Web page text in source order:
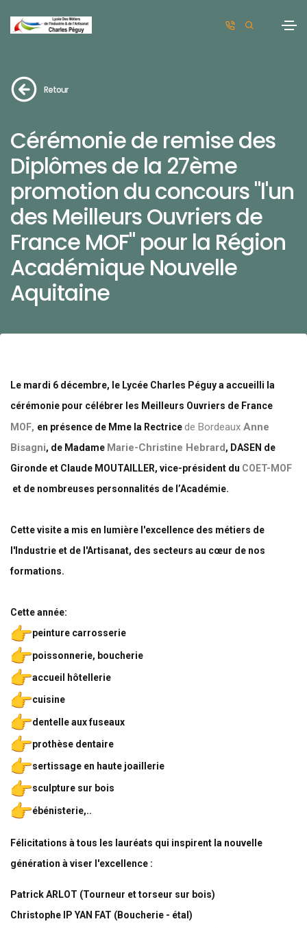
Retour
Cérémonie de remise des
Diplômes de la 27ème
promotion du concours "l'un
des Meilleurs Ouvriers de
France MOF" pour la Région
Académique Nouvelle
Aquitaine
Le mardi 6 décembre, le Lycée Charles Péguy a accueilli la
cérémonie pour célébrer les Meilleurs Ouvriers de France
hashtag
MOF, en présence de Mme la Rectricede Bordeaux Anne
Bisagni, de Madame Marie-Christine Hebrard , DASEN de
Gironde et Claude MOUTAILLER, vice-président du COET-MOF
et de nombreuses personnalités de l’Académie.
Cette visite a mis en lumière l'excellence des métiers de
l'Industrie et de l'Artisanat, des secteurs au cœur de nos
formations.
Cette année:
peinture carrosserie
poissonnerie, boucherie
accueil hôtellerie
cuisine
dentelle aux fuseaux
prothèse dentaire
sertissage en haute joaillerie
sculpture sur bois
ébénisterie,..
Félicitations à tous les lauréats qui inspirent la nouvelle
génération à viser l'excellence :
Patrick ARLOT (Tourneur et torseur sur bois)
Christophe IP YAN FAT (Boucherie - étal)